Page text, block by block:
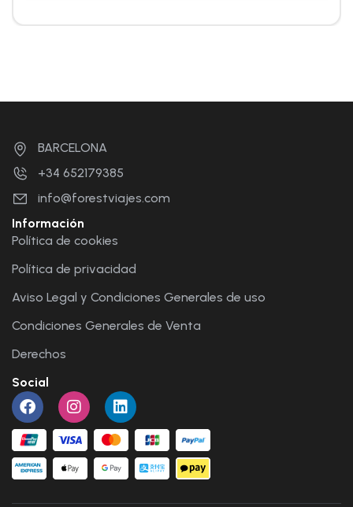
BARCELONA
+34 652179385
info@forestviajes.com
Información
Política de cookies
Política de privacidad
Aviso Legal y Condiciones Generales de uso
Condiciones Generales de Venta
Derechos
Social